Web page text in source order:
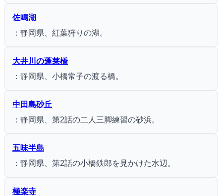
佐鳴湖
：静岡県、紅葉狩りの湖。
大井川の蓬莱橋
：静岡県、小橋常子の渡る橋。
中田島砂丘
：静岡県、第2話の二人三脚練習の砂浜。
五味半島
：静岡県、第2話の小橋鉄郎を見かけた水辺。
極楽寺